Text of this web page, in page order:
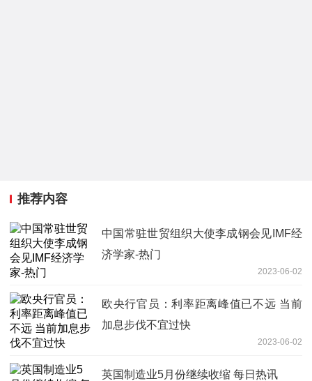
推荐内容
中国常驻世贸组织大使李成钢会见IMF经
济学家-热门
2023-06-02
欧央行官员：利率距离峰值已不远 当前
加息步伐不宜过快
2023-06-02
英国制造业5月份继续收缩 每日热讯